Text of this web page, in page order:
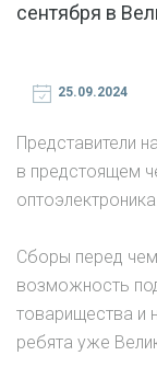
сентября в
25.09.2024
Представители
в предстоящем
Сборы перед
возможность
товарищества и
ребята уже